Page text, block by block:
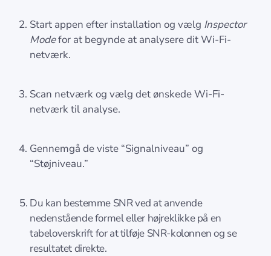
Start appen efter installation og vælg Inspector
Modefor at begynde at analysere dit Wi-Fi-
netværk.
Scan netværk og vælg det ønskede Wi-Fi-
netværk til analyse.
Gennemgå de viste “Signalniveau” og
“Støjniveau.”
Du kan bestemme SNR ved at anvende
nedenstående formel eller højreklikke på en
tabeloverskrift for at tilføje SNR-kolonnen og se
resultatet direkte.